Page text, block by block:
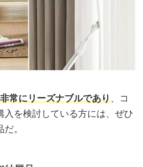
常にリーズナブルであり、コ
入を検討している方には、ぜひ
。